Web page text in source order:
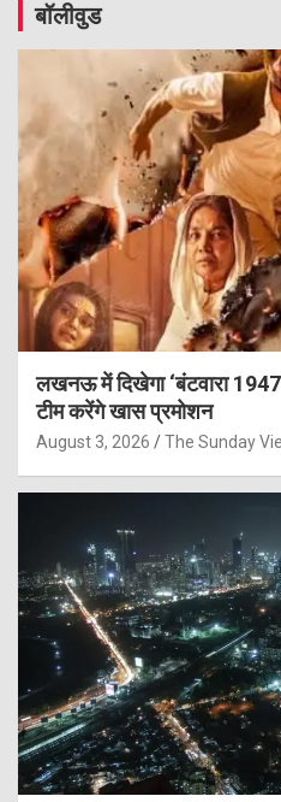
बॉलीवुड
लखनऊ में दिखेगा ‘बंटवारा
टीम करेंगे खास प्रमोशन
August 3, 2026 The Sunday